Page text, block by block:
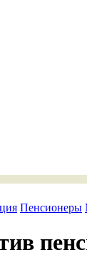
Пенсионеры